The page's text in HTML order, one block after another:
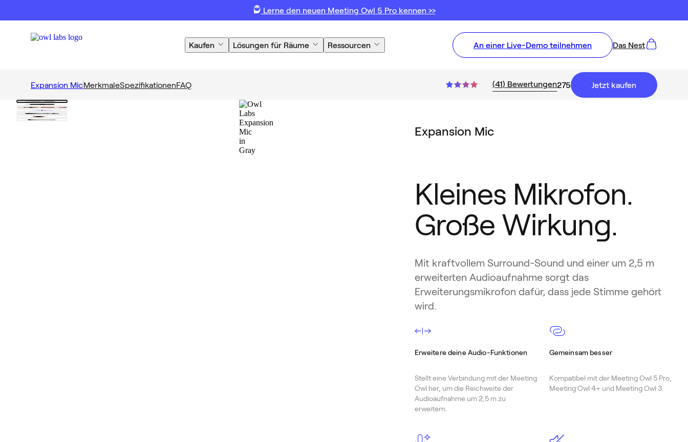
Lerne den neuen Meeting Owl 5 Pro kennen >>
Kaufen Lösungen für Räume Ressourcen An einer Live-Demo teilnehmen Das Nest
Expansion MicMerkmaleSpezifikationenFAQ (41) Bewertungen275 Jetzt kaufen
Expansion Mic
Kleines Mikrofon.
Große Wirkung.
Mit kraftvollem Surround-Sound und einer um 2,5 m
erweiterten Audioaufnahme sorgt das
Erweiterungsmikrofon dafür, dass jede Stimme gehört
wird.
Erweitere deine Audio-Funktionen
Stellt eine Verbindung mit der Meeting
Owl her, um die Reichweite der
Audioaufnahme um 2,5 m zu
erweitern.
Gemeinsam besser
Kompatibel mit der Meeting Owl 5 Pro,
Meeting Owl 4+ und Meeting Owl 3.